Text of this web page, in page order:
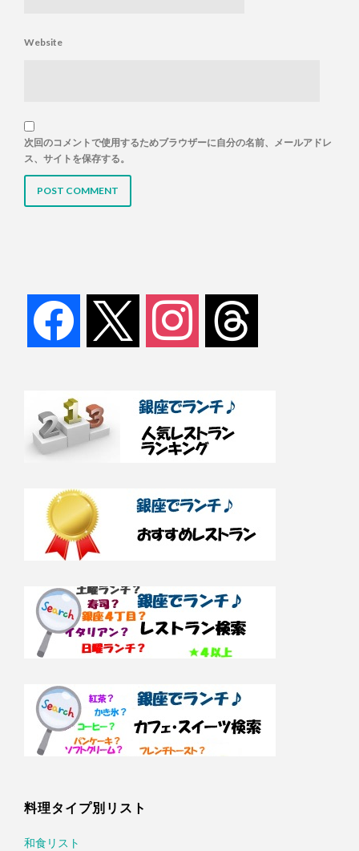
Website
次回のコメントで使用するためブラウザーに自分の名前、メールアドレ
ス、サイトを保存する。
facebook instagram threads
料理タイプ別リスト
和食リスト